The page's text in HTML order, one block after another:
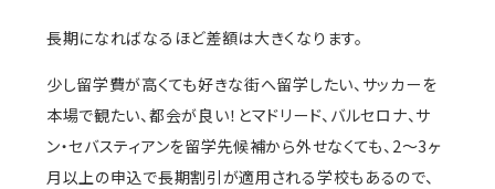
長期になればなるほど差額は大きくなります。
少し留学費が高くても好きな街へ留学したい、サッカーを
本場で観たい、都会が良い！とマドリード、バルセロナ、サ
ン・セバスティアンを留学先候補から外せなくても、2〜3ヶ
月以上の申込で長期割引が適用される学校もあるので、